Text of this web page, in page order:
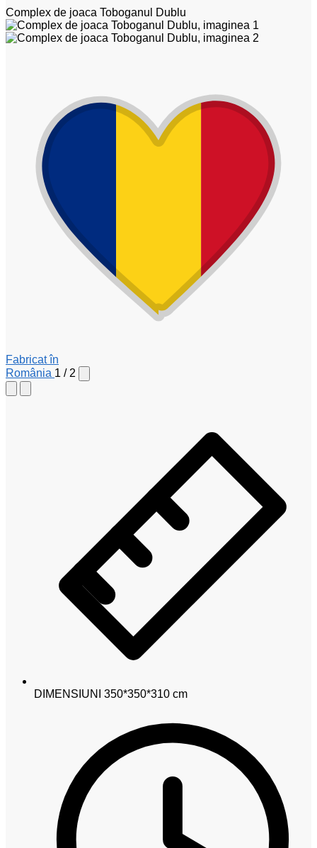
Complex de joaca Toboganul Dublu
Fabricat în
România 1 / 2
DIMENSIUNI 350*350*310 cm